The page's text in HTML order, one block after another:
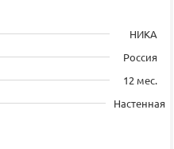
НИКА
Россия
12 мес.
Настенная